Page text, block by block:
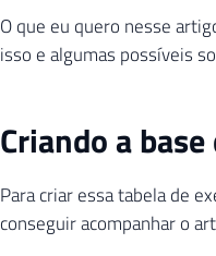
O que eu quero nesse
isso e algumas possíveis
Criando a
Para criar essa tabela de
conseguir acompanhar o